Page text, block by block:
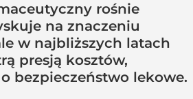
rośnie
na znaczeniu
w najbliższych latach
presją kosztów,
bezpieczeństwo lekowe.